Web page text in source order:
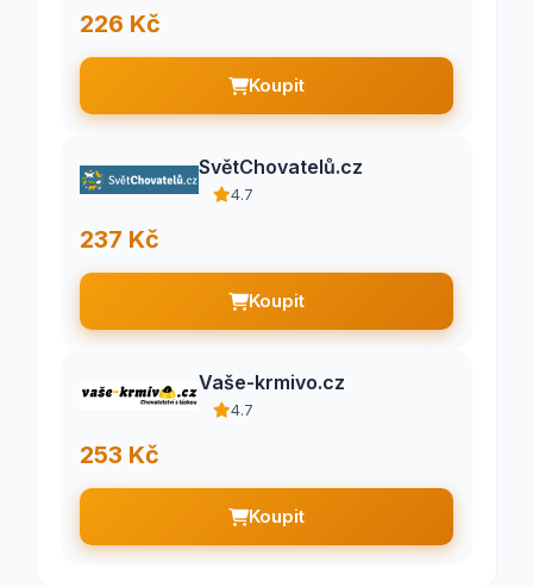
226 Kč
Koupit
SvětChovatelů.cz
4.7
237 Kč
Koupit
Vaše-krmivo.cz
4.7
253 Kč
Koupit